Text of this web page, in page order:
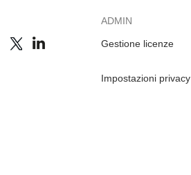
ADMIN
Gestione licenze
Impostazioni privacy